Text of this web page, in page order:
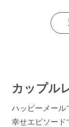
カップル
ハッピーメール
幸せエピソード